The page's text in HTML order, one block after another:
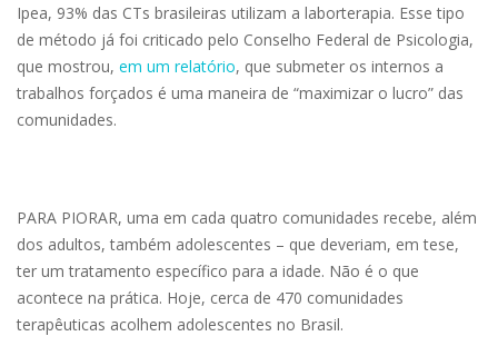
Ipea, 93% das CTs brasileiras utilizam a laborterapia. Esse tipo
de método já foi criticado pelo Conselho Federal de Psicologia,
que mostrou, em um relatório, que submeter os internos a
trabalhos forçados é uma maneira de “maximizar o lucro” das
comunidades.
PARA PIORAR, uma em cada quatro comunidades recebe, além
dos adultos, também adolescentes – que deveriam, em tese,
ter um tratamento específico para a idade. Não é o que
acontece na prática. Hoje, cerca de 470 comunidades
terapêuticas acolhem adolescentes no Brasil.